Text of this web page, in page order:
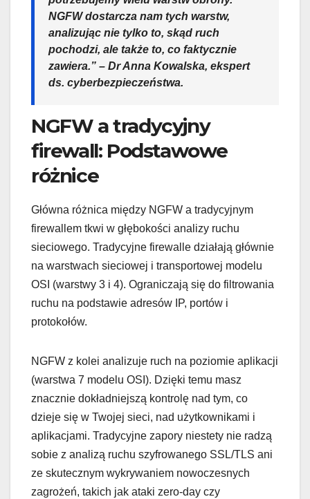
NGFW dostarcza nam tych warstw,
analizując nie tylko to, skąd ruch
pochodzi, ale także to, co faktycznie
zawiera.” – Dr Anna Kowalska, ekspert
ds. cyberbezpieczeństwa.
NGFW a tradycyjny
firewall: Podstawowe
różnice
Główna różnica między NGFW a tradycyjnym
firewallem tkwi w głębokości analizy ruchu
sieciowego. Tradycyjne firewalle działają głównie
na warstwach sieciowej i transportowej modelu
OSI (warstwy 3 i 4). Ograniczają się do filtrowania
ruchu na podstawie adresów IP, portów i
protokołów.
NGFW z kolei analizuje ruch na poziomie aplikacji
(warstwa 7 modelu OSI). Dzięki temu masz
znacznie dokładniejszą kontrolę nad tym, co
dzieje się w Twojej sieci, nad użytkownikami i
aplikacjami. Tradycyjne zapory niestety nie radzą
sobie z analizą ruchu szyfrowanego SSL/TLS ani
ze skutecznym wykrywaniem nowoczesnych
zagrożeń, takich jak ataki zero-day czy